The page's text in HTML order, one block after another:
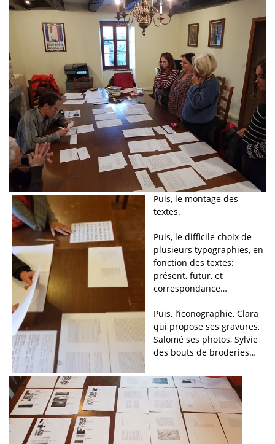
Puis, le montage des
textes.
Puis, le difficile choix de
plusieurs typographies, en
fonction des textes:
présent, futur, et
correspondance…
Puis, l’iconographie, Clara
qui propose ses gravures,
Salomé ses photos, Sylvie
des bouts de broderies…